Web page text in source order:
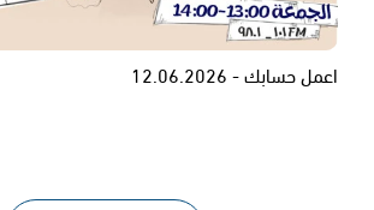
اعمل حسابك - 12.06.2026